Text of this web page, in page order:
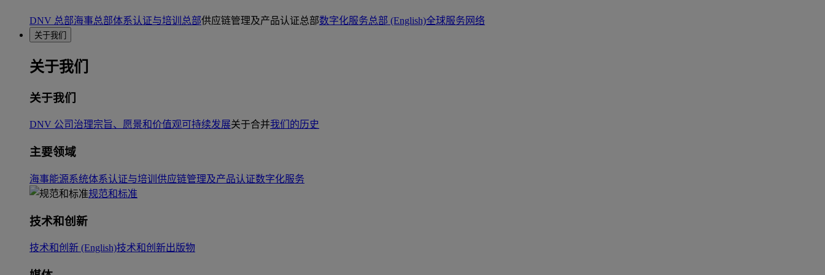
DNV 总部海事总部体系认证与培训总部供应链管理及产品认证总部数字化服务总部 (English)全球服务网络
关于我们
关于我们
关于我们
DNV 公司治理宗旨、愿景和价值观可持续发展关于合并我们的历史
主要领域
海事能源系统体系认证与培训 供应链管理及产品认证数字化服务
规范和标准
技术和创新
技术和创新 (English)技术和创新出版物